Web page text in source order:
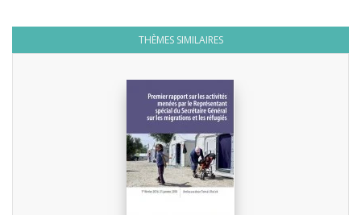
THÈMES SIMILAIRES